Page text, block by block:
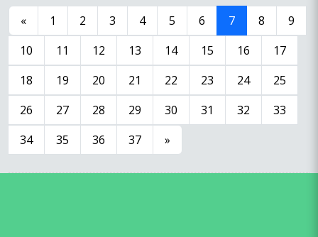
« 1 2 3 4 5 6 7 8
9
10
11 12 13 14 15 16
17
18
19 20 21 22 23 24
25
26
27 28 29 30 31 32
33
34
35 36 37 »